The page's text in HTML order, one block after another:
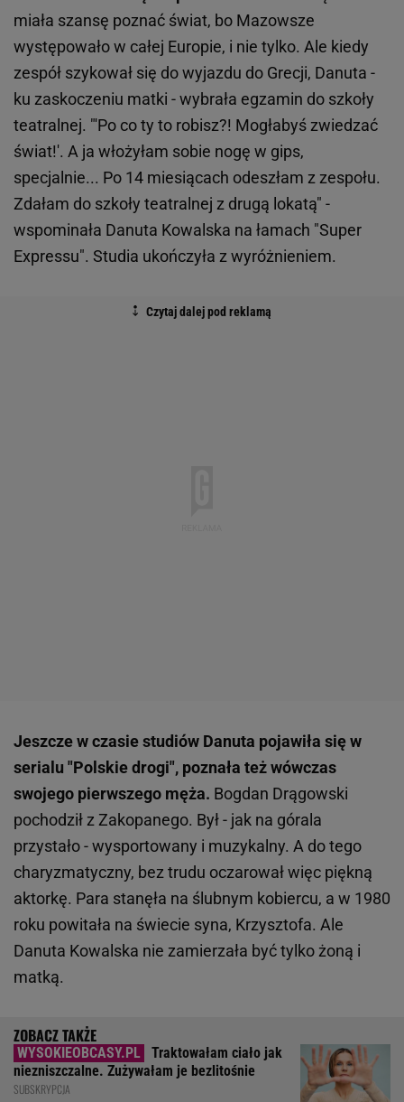
miała szansę poznać świat, bo Mazowsze
występowało w całej Europie, i nie tylko. Ale kiedy
zespół szykował się do wyjazdu do Grecji, Danuta -
ku zaskoczeniu matki - wybrała egzamin do szkoły
teatralnej. "'Po co ty to robisz?! Mogłabyś zwiedzać
świat!'. A ja włożyłam sobie nogę w gips,
specjalnie... Po 14 miesiącach odeszłam z zespołu.
Zdałam do szkoły teatralnej z drugą lokatą" -
wspominała Danuta Kowalska na łamach "Super
Expressu". Studia ukończyła z wyróżnieniem.
Jeszcze w czasie studiów Danuta pojawiła się w
serialu "Polskie drogi", poznała też wówczas
swojego pierwszego męża. Bogdan Drągowski
pochodził z Zakopanego. Był - jak na górala
przystało - wysportowany i muzykalny. A do tego
charyzmatyczny, bez trudu oczarował więc piękną
aktorkę. Para stanęła na ślubnym kobiercu, a w 1980
roku powitała na świecie syna, Krzysztofa. Ale
Danuta Kowalska nie zamierzała być tylko żoną i
matką.
Traktowałam ciało jak
niezniszczalne. Zużywałam je bezlitośnie
SUBSKRYPCJA